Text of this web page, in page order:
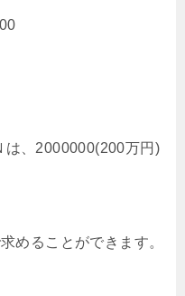
は、2000000(200万円)
めることができます。